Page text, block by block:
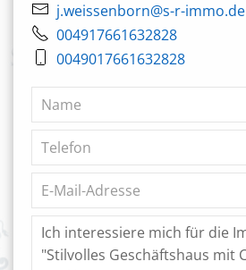
j.weissenborn@s-r-immo.de
004917661632828
0049017661632828